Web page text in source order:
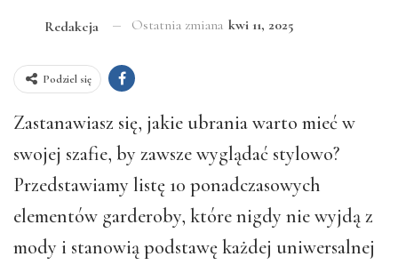
Redakcja Ostatnia zmiana kwi 11, 2025
Podziel się
Zastanawiasz się, jakie ubrania warto mieć w
swojej szafie, by zawsze wyglądać stylowo?
Przedstawiamy listę 10 ponadczasowych
elementów garderoby, które nigdy nie wyjdą z
mody i stanowią podstawę każdej uniwersalnej